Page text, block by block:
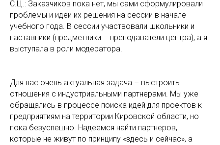
С.Ц.: Заказчиков пока нет, мы сами сформулировали
проблемы и идеи их решения на сессии в начале
учебного года. В сессии участвовали школьники и
наставники (предметники – преподаватели центра), а я
выступала в роли модератора.
Для нас очень актуальная задача – выстроить
отношения с индустриальными партнерами. Мы уже
обращались в процессе поиска идей для проектов к
предприятиям на территории Кировской области, но
пока безуспешно. Надеемся найти партнеров,
которые не живут по принципу «здесь и сейчас», а